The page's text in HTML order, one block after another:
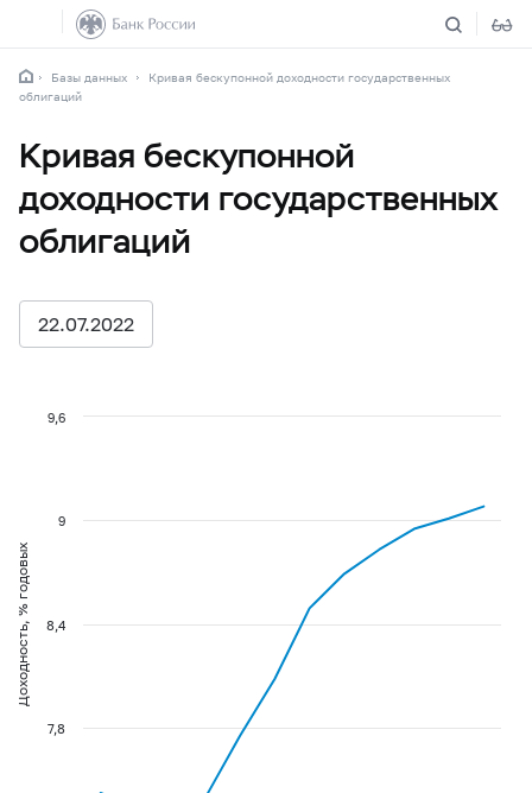
Базы данных
Кривая бескупонной доходности государственных
облигаций
Кривая бескупонной
доходности государственных
облигаций
22.07.2022
Доходность, % годовых
7,8
8,4
9
9,6